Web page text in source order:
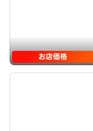
お店価格